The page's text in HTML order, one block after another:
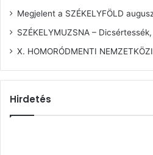
Megjelent a SZÉKELYFÖLD
SZÉKELYMUZSNA – Dicsértessék,
X. HOMORÓDMENTI
Hirdetés